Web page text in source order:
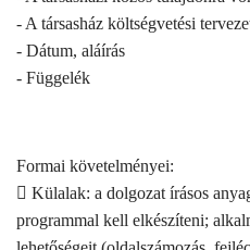
- A társasház költségvetési
- Dátum, aláírás
- Függelék
Formai követelményei:
 Külalak: a dolgozat írásos
programmal kell elkészíteni;